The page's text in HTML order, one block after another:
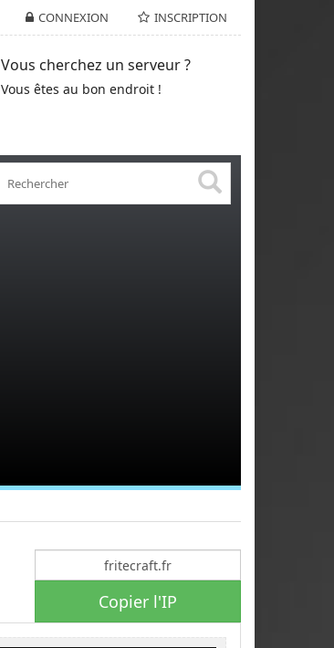
CONNEXION INSCRIPTION
Vous cherchez un serveur ?
Vous êtes au bon endroit !
Copier l'IP